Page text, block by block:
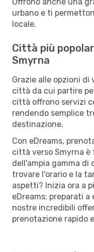
urbano e ti
locale.
Città più
Smyrna
Grazie alle opzioni
città da cui partire
città offrono servizi
rendendo semplice
destinazione.
Con eDreams,
città verso Smyrna
dell'ampia gamma di
trovare l'orario e la
aspetti? Inizia ora a
eDreams: preparati a
nostre incredibili
prenotazione rapido